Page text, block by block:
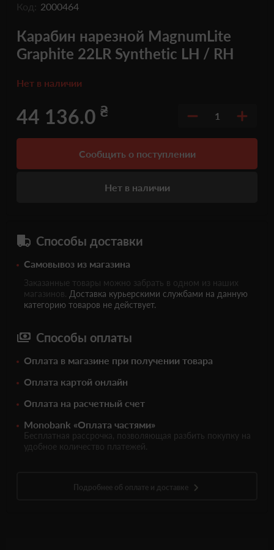
Код: 2000464
Карабин нарезной MagnumLite
Graphite 22LR Synthetic LH / RH
Нет в наличии
44 136.0 ₴ 1
Сообщить о поступлении
Нет в наличии
Способы доставки
Самовывоз из магазина
Заказанные товары можно забрать в одном из наших
магазинов. Доставка курьерскими службами на данную
категорию товаров не действует.
Способы оплаты
Оплата в магазине при получении товара
Оплата картой онлайн
Оплата на расчетный счет
Monobank «Оплата частями»
Бесплатная рассрочка, позволяющая разбить покупку на
удобное количество платежей.
Подробнее об оплате и доставке